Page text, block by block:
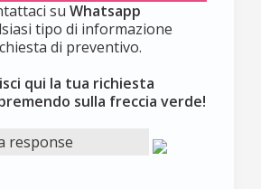
su Whatsapp
tipo di informazione
di preventivo.
qui la tua richiesta
sulla freccia verde!